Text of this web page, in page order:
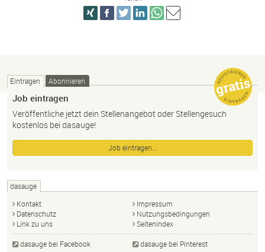
Eintragen Abonnieren
Job eintragen
Veröffentliche jetzt dein Stellenangebot oder Stellengesuch
kostenlos bei dasauge!
Job eintragen…
dasauge
Kontakt
Impressum
Datenschutz
Nutzungsbedingungen
Link zu uns
Seitenindex
dasauge bei Facebook dasauge bei Pinterest